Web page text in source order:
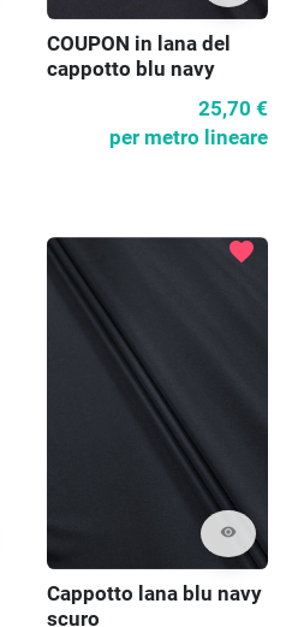
COUPON in lana del
cappotto blu navy
25,70 €
per metro lineare
visibility
favorite
Cappotto lana blu navy
scuro